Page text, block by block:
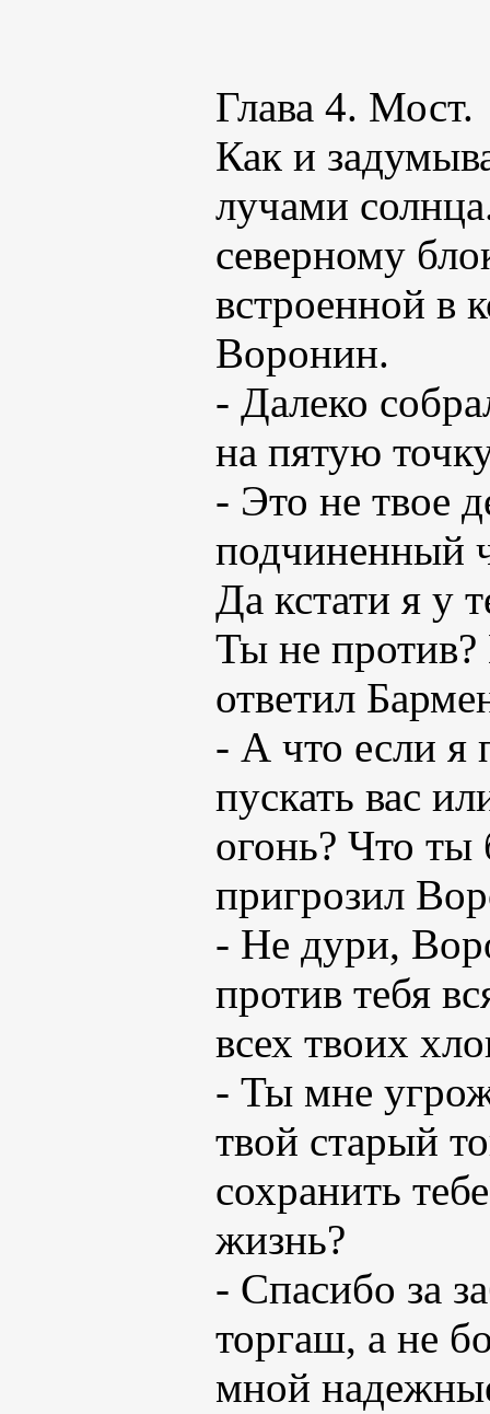
Глава 4. Мост.
Как и
лучами
северному
встроенной в
Воронин.
- Далеко
на пятую
- Это не твое
подчиненный
Да кстати я у
Ты не
ответил
- А что если я
пускать вас
огонь? Что ты
пригрозил
- Не дури,
против тебя
всех твоих
- Ты мне
твой старый
сохранить
жизнь?
- Спасибо за
торгаш, а не
мной